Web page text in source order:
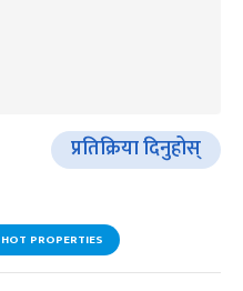
प्रतिक्रिया दिनुहोस्
HOT PROPERTIES